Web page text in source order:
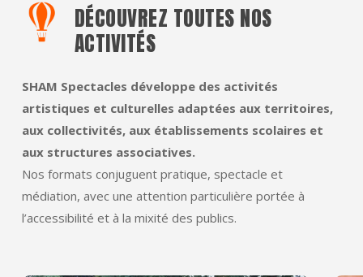
DÉCOUVREZ TOUTES NOS
ACTIVITÉS
SHAM Spectacles développe des activités
artistiques et culturelles adaptées aux territoires,
aux collectivités, aux établissements scolaires et
aux structures associatives.
Nos formats conjuguent pratique, spectacle et
médiation, avec une attention particulière portée à
l’accessibilité et à la mixité des publics.